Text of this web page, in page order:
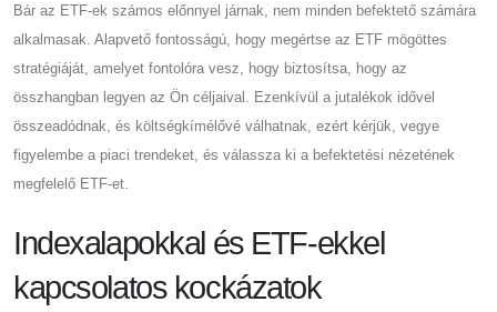
Bár az ETF-ek számos előnnyel járnak, nem minden befektető számára
alkalmasak. Alapvető fontosságú, hogy megértse az ETF mögöttes
stratégiáját, amelyet fontolóra vesz, hogy biztosítsa, hogy az
összhangban legyen az Ön céljaival. Ezenkívül a jutalékok idővel
összeadódnak, és költségkímélővé válhatnak, ezért kérjük, vegye
figyelembe a piaci trendeket, és válassza ki a befektetési nézetének
megfelelő ETF-et.
Indexalapokkal és ETF-ekkel
kapcsolatos kockázatok